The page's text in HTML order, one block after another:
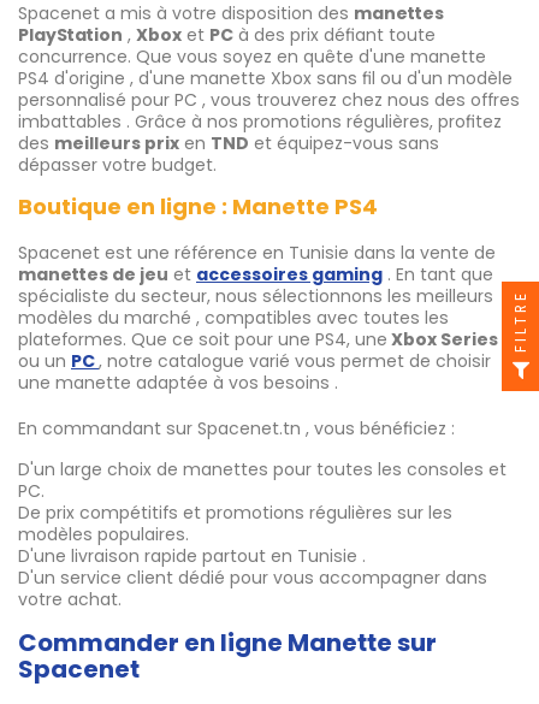
Spacenet a mis à votre disposition des manettes
PlayStation , Xbox et PC à des prix défiant toute
concurrence. Que vous soyez en quête d'une manette
PS4 d'origine , d'une manette Xbox sans fil ou d'un modèle
personnalisé pour PC , vous trouverez chez nous des offres
imbattables . Grâce à nos promotions régulières, profitez
des meilleurs prix en TND et équipez-vous sans
dépasser votre budget.
Boutique en ligne : Manette PS4
Spacenet est une référence en Tunisie dans la vente de
manettes de jeu et accessoires gaming . En tant que
spécialiste du secteur, nous sélectionnons les meilleurs
modèles du marché , compatibles avec toutes les
plateformes. Que ce soit pour une PS4, une Xbox Series S
ou un PC, notre catalogue varié vous permet de choisir
une manette adaptée à vos besoins .
En commandant sur Spacenet.tn , vous bénéficiez :
D'un large choix de manettes pour toutes les consoles et
PC.
De prix compétitifs et promotions régulières sur les
modèles populaires.
D'une livraison rapide partout en Tunisie .
D'un service client dédié pour vous accompagner dans
votre achat.
Commander en ligne Manette sur
Spacenet
FILTRE